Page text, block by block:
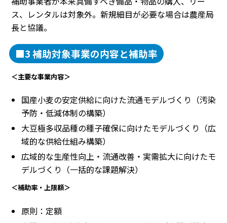
ス、レンタルは対象外。新規細目が必要な場合は農産局
長と協議。
■3 補助対象事業の内容と補助率
＜主要な事業内容＞
国産小麦の安定供給に向けた流通モデルづくり（汚染
予防・低減体制の構築）
大豆極多収品種の種子確保に向けたモデルづくり（広
域的な供給仕組み構築）
広域的な生産性向上・流通改善・実需拡大に向けたモ
デルづくり（一括的な課題解決）
＜補助率・上限額＞
原則：定額